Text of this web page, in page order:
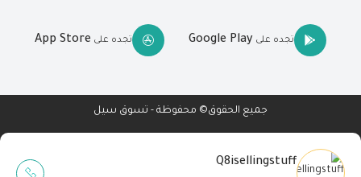
Q8isellingstuff
تجده على Google Play تجده على App Store
جميع الحقوق© محفوظة - تسوق سيل